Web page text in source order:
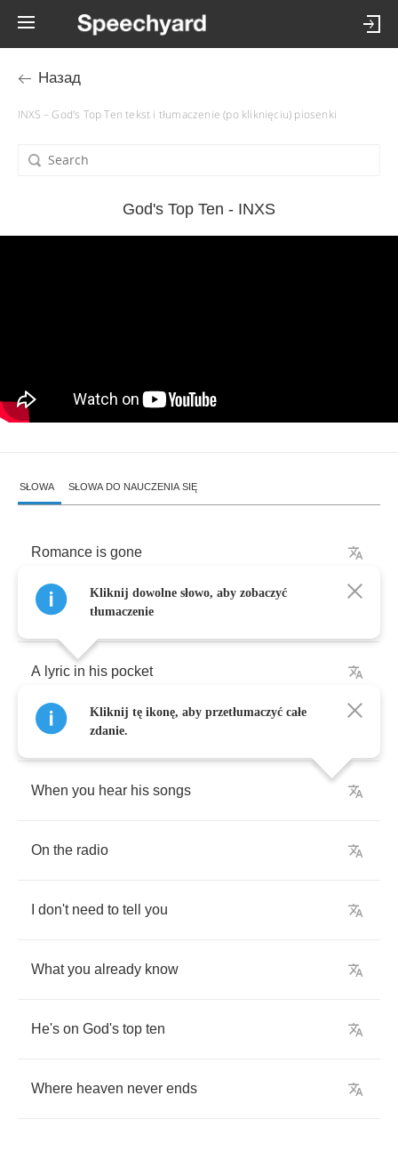
Назад
INXS – God's Top Ten tekst i tłumaczenie (po kliknięciu) piosenki
God's Top Ten - INXS
SŁOWA SŁOWA DO NAUCZENIA SIĘ
Romance is gone
He's drifting with the
A lyric in his pocket
Little girl in his heart
When you hear his songs
On the radio
don't need to tell you
What you already know
He's on God's top ten
Where heaven never ends
Kliknij dowolne słowo, aby zobaczyć
tłumaczenie
Kliknij tę ikonę, aby przetłumaczyć całe
zdanie.